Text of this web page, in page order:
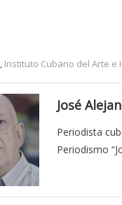
, Instituto Cubano del Arte e
José
Periodista
Periodismo